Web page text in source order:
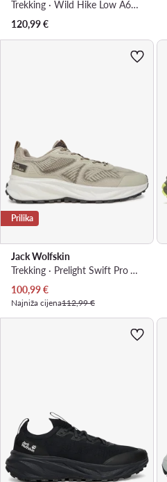
Trekking · Wild Hike Low A65582 · Crna
120,99€
Prilika
Jack Wolfskin
Trekking · Prelight Swift Pro Vent Low A64088 · Bež
Trenutna cijena
100,99€
Najniža cijena112,99 €